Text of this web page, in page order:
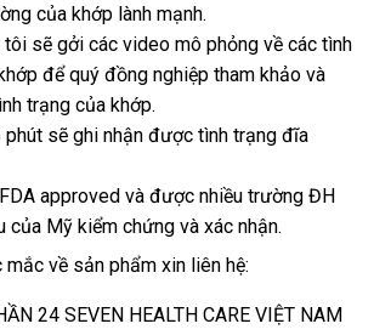
của khớp lành mạnh.
tôi sẽ gởi các video mô phỏng về các tình
để quý đồng nghiệp tham khảo và
trạng của khớp.
sẽ ghi nhận được tình trạng đĩa
approved và được nhiều trường ĐH
của Mỹ kiểm chứng và xác nhận.
về sản phẩm xin liên hệ:
24 SEVEN HEALTH CARE VIỆT NAM